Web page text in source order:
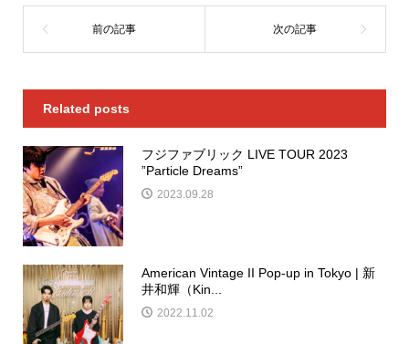
Related posts
フジファブリック LIVE TOUR 2023
”Particle Dreams”
2023.09.28
American Vintage II Pop-up in Tokyo | 新
井和輝（Kin...
2022.11.02